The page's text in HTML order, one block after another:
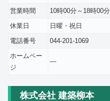
営業時間
10時00分～18時00分
休業日
日曜・祝日
電話番号
044-201-1069
ホームペー
ジ
―
株式会社 建築柳本